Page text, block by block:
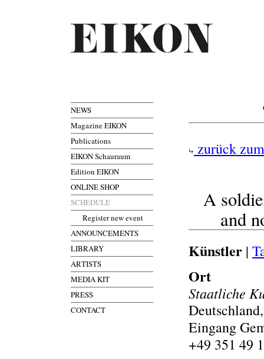
NEWS
Magazine EIKON
Publications
EIKON Schauraum
Edition EIKON
ONLINE SHOP
SCHEDULE
Register new event
ANNOUNCEMENTS
LIBRARY
ARTISTS
MEDIA KIT
PRESS
CONTACT
zurück
A
and
Künstler |
Ort
Staatliche
Eingang
+49 351 49